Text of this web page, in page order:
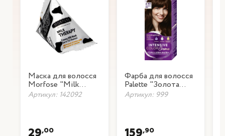
Маска для волосся
Morfose "Milk
Therapy", 25 мл
Артикул: 142092
29,00
Фарба для волосся
Palette "Золота
кава" 4-60
Артикул: 999
159,90